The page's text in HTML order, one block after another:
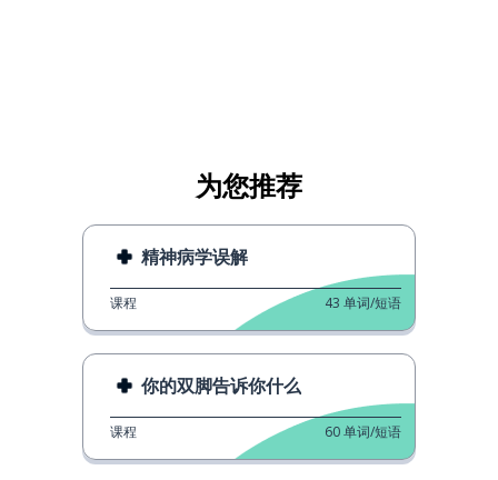
为您推荐
精神病学误解
课程 43 单词/短语
你的双脚告诉你什么
课程 60单词/短语